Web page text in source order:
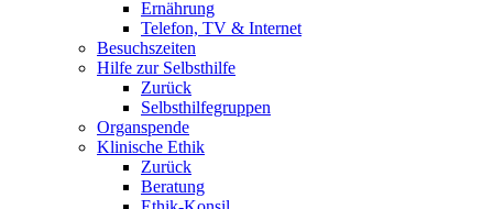
Ernährung
Telefon, TV & Internet
Besuchszeiten
Hilfe zur Selbsthilfe
Zurück
Selbsthilfegruppen
Organspende
Klinische Ethik
Zurück
Beratung